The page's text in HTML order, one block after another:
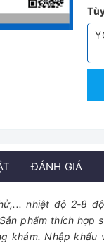
ĐÁNH GIÁ
nhiệt độ 2-8
phẩm thích hợp
khám. Nhập khẩu